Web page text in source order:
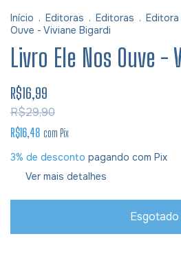
Início . Editoras . Editoras . Editora
Ouve - Viviane Bigardi
Livro Ele Nos Ouve -
R$16,99
R$29,90
R$16,48 com Pix
3% de desconto pagando com Pix
Ver mais detalhes